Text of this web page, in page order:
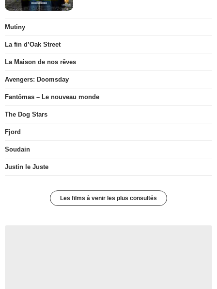
Mutiny
La fin d’Oak Street
La Maison de nos rêves
Avengers: Doomsday
Fantômas – Le nouveau monde
The Dog Stars
Fjord
Soudain
Justin le Juste
Les films à venir les plus consultés